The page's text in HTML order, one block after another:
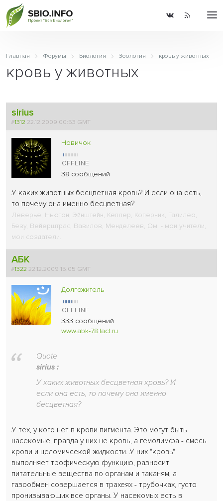
Главная Форумы Биология Зоология кровь у животных
кровь у животных
sirius
#1312 22.12.2009 00:53 GMT
Новичок
38 сообщений
У каких животных бесцветная кровь? И если она есть,
то почему она именно бесцветная?
Леверье, Ньютон, Эйнштейн, Кеплер, Коперник, Галилео,
Безу, Вейерштрас, Вавилов, Менделеев, Ом. - мои учители,
мои создатели.
АБК
#1322 22.12.2009 15:05 GMT
Долгожитель
333 сообщений
www.abk-78.lact.ru
Quote
sirius :
У каких животных бесцветная кровь? И
если она есть, то почему она именно
бесцветная?
У тех, у кого нет в крови пигмента. Это могут быть
насекомые, правда у них не кровь, а гемолимфа - смесь
крови и целомичсекой жидкости. У них "кровь"
выполняет трофическую функцию, разносит
питательные вещества по органам и таканям, а
газообмен совершается в трахеях - трубочках, густо
пронизывающих все органы. У насекомых есть в